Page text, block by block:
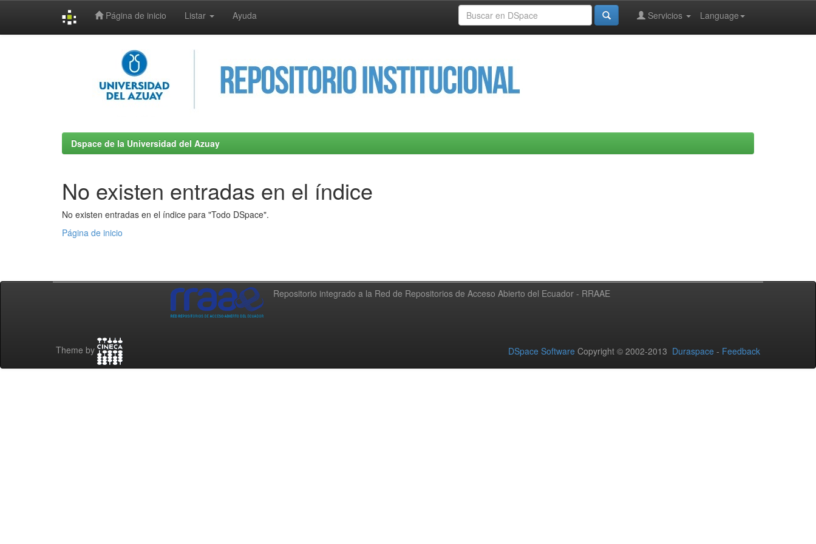
Página de inicio Listar Ayuda Language
Servicios
Dspace de la Universidad del Azuay
No existen entradas en el índice
No existen entradas en el índice para "Todo DSpace".
Página de inicio
Repositorio integrado a la Red de Repositorios de Acceso Abierto del Ecuador - RRAAE
Theme by DSpace Software Copyright © 2002-2013 Duraspace - Feedback